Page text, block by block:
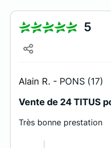
5
Alain R. - PONS (17)
Vente de 24 TITUS
Très bonne prestation